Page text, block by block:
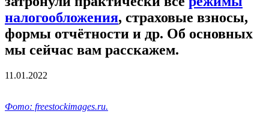
налогообложения, страховые взносы,
формы отчётности и др. Об основных
мы сейчас вам расскажем.
11.01.2022
Фото: freestockimages.ru.